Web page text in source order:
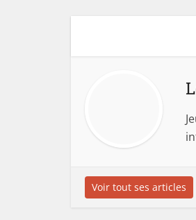
Voir tout ses articles